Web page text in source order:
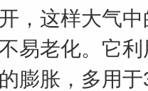
，这样大气
易老化。它
膨胀，多用